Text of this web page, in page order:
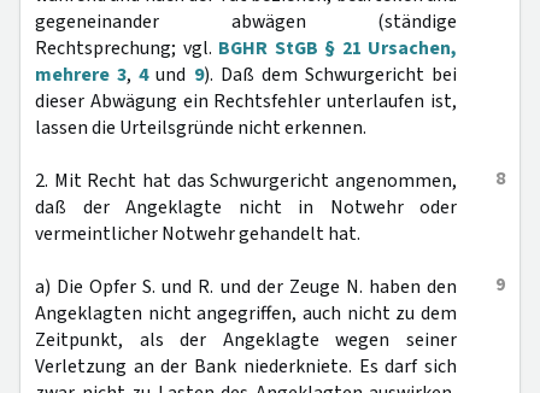
gegeneinander abwägen (ständige
Rechtsprechung; vgl. BGHR StGB § 21 Ursachen,
mehrere 3,4und 9). Daß dem Schwurgericht bei
dieser Abwägung ein Rechtsfehler unterlaufen ist,
lassen die Urteilsgründe nicht erkennen.
8
2. Mit Recht hat das Schwurgericht angenommen,
daß der Angeklagte nicht in Notwehr oder
vermeintlicher Notwehr gehandelt hat.
9
a) Die Opfer S. und R. und der Zeuge N. haben den
Angeklagten nicht angegriffen, auch nicht zu dem
Zeitpunkt, als der Angeklagte wegen seiner
Verletzung an der Bank niederkniete. Es darf sich